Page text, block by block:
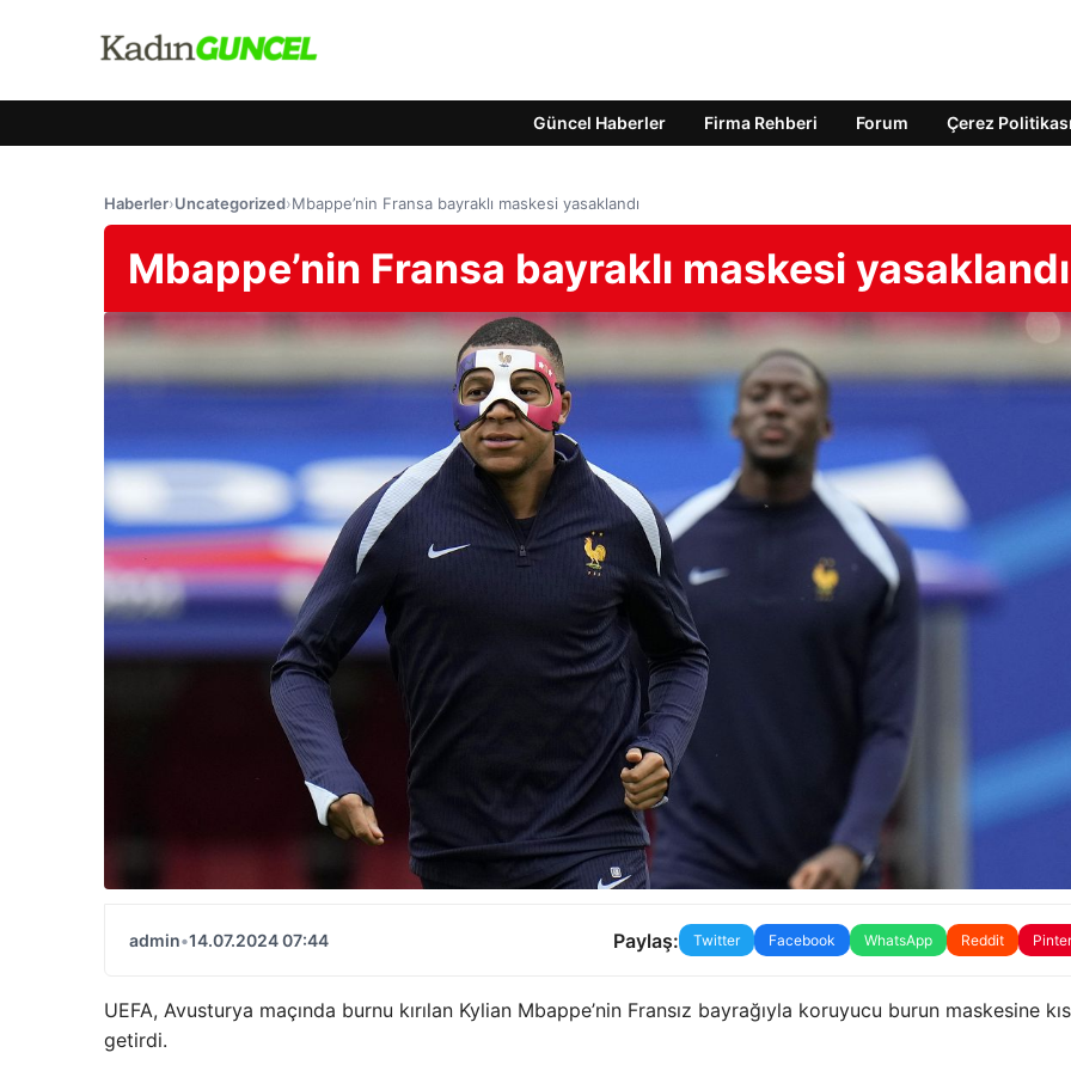
Güncel Haberler Firma Rehberi Forum Çerez Politikası
Haberler›Uncategorized›Mbappe’nin Fransa bayraklı maskesi yasaklandı
Mbappe’nin Fransa bayraklı maskesi yasaklandı
admin•14.07.2024 07:44 Paylaş: Twitter Facebook WhatsApp Reddit
UEFA, Avusturya maçında burnu kırılan Kylian Mbappe’nin Fransız bayrağıyla koruyucu burun maskesine
getirdi.